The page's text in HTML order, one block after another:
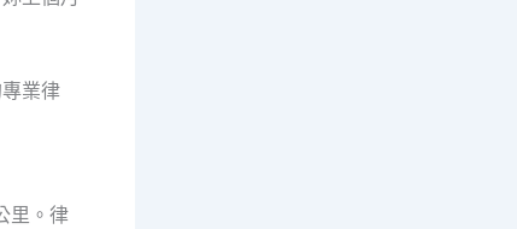
業律
里。律